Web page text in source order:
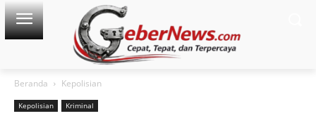
Beranda Kepolisian
Kepolisian Kriminal